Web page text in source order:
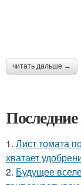
читать дальше →
Последние
1. Лист томата
хватает
2. Будущее